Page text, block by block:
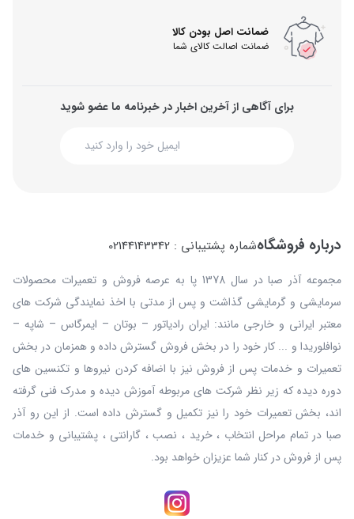
ضمانت اصل بودن کالا
ضمانت اصالت کالای شما
برای آگاهی از آخرین اخبار در خبرنامه ما عضو شوید
درباره فروشگاهشماره پشتیبانی : 02144143342
مجموعه آذر صبا در سال 1378 پا به عرصه فروش و تعمیرات محصولات
سرمایشی و گرمایشی گذاشت و پس از مدتی با اخذ نمایندگی شرکت های
معتبر ایرانی و خارجی مانند: ایران رادیاتور – بوتان – ایمرگاس – شاپه –
نوافلوریدا و ... کار خود را در بخش فروش گسترش داده و همزمان در بخش
تعمیرات و خدمات پس از فروش نیز با اضافه کردن نیروها و تکنسین های
دوره دیده که زیر نظر شرکت های مربوطه آموزش دیده و مدرک فنی گرفته
اند، بخش تعمیرات خود را نیز تکمیل و گسترش داده است. از این رو آذر
صبا در تمام مراحل انتخاب ، خرید ، نصب ، گارانتی ، پشتیبانی و خدمات
پس از فروش در کنار شما عزیزان خواهد بود.